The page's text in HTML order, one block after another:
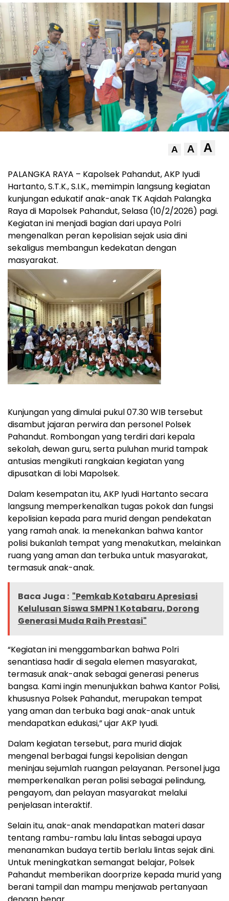
A A A
PALANGKA RAYA – Kapolsek Pahandut, AKP Iyudi
Hartanto, S.T.K., S.I.K., memimpin langsung kegiatan
kunjungan edukatif anak-anak TK Aqidah Palangka
Raya di Mapolsek Pahandut, Selasa (10/2/2026) pagi.
Kegiatan ini menjadi bagian dari upaya Polri
mengenalkan peran kepolisian sejak usia dini
sekaligus membangun kedekatan dengan
masyarakat.
Kunjungan yang dimulai pukul 07.30 WIB tersebut
disambut jajaran perwira dan personel Polsek
Pahandut. Rombongan yang terdiri dari kepala
sekolah, dewan guru, serta puluhan murid tampak
antusias mengikuti rangkaian kegiatan yang
dipusatkan di lobi Mapolsek.
Dalam kesempatan itu, AKP Iyudi Hartanto secara
langsung memperkenalkan tugas pokok dan fungsi
kepolisian kepada para murid dengan pendekatan
yang ramah anak. Ia menekankan bahwa kantor
polisi bukanlah tempat yang menakutkan, melainkan
ruang yang aman dan terbuka untuk masyarakat,
termasuk anak-anak.
Baca Juga : "Pemkab Kotabaru Apresiasi
Kelulusan Siswa SMPN 1 Kotabaru, Dorong
Generasi Muda Raih Prestasi"
“Kegiatan ini menggambarkan bahwa Polri
senantiasa hadir di segala elemen masyarakat,
termasuk anak-anak sebagai generasi penerus
bangsa. Kami ingin menunjukkan bahwa Kantor Polisi,
khususnya Polsek Pahandut, merupakan tempat
yang aman dan terbuka bagi anak-anak untuk
mendapatkan edukasi,” ujar AKP Iyudi.
Dalam kegiatan tersebut, para murid diajak
mengenal berbagai fungsi kepolisian dengan
meninjau sejumlah ruangan pelayanan. Personel juga
memperkenalkan peran polisi sebagai pelindung,
pengayom, dan pelayan masyarakat melalui
penjelasan interaktif.
Selain itu, anak-anak mendapatkan materi dasar
tentang rambu-rambu lalu lintas sebagai upaya
menanamkan budaya tertib berlalu lintas sejak dini.
Untuk meningkatkan semangat belajar, Polsek
Pahandut memberikan doorprize kepada murid yang
berani tampil dan mampu menjawab pertanyaan